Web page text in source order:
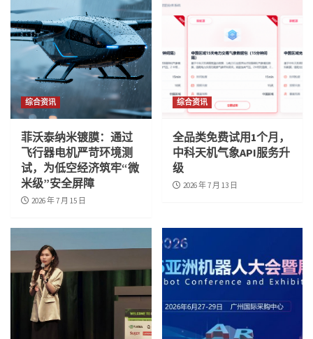
综合资讯
菲沃泰纳米镀膜：通过
飞行器电机严苛环境测
试，为低空经济筑牢“微
米级”安全屏障
2026 年 7 月 15 日
综合资讯
全品类免费试用1个月，
中科天机气象API服务升
级
2026 年 7 月 13 日